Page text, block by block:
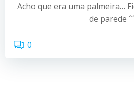
Acho que era uma palmeira…
de parede
0